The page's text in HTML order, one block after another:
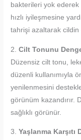
bakterileri yok ederek
hızlı iyileşmesine
tahrişi azaltarak
2.Cilt Tonunu
Düzensiz cilt tonu,
düzenli kullanımıyla
yenilenmesini
görünüm kazandırır.
sağlıklı görünür.
3.Yaşlanma Karşıtı